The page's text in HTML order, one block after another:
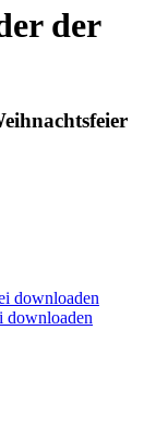
der
downloaden
downloaden